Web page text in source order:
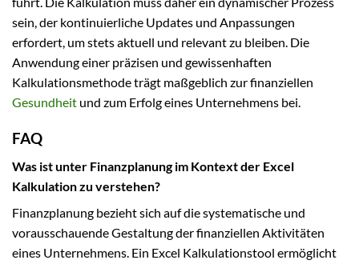
sein, der kontinuierliche Updates und Anpassungen
erfordert, um stets aktuell und relevant zu bleiben. Die
Anwendung einer präzisen und gewissenhaften
Kalkulationsmethode trägt maßgeblich zur finanziellen
Gesundheit und zum Erfolg eines Unternehmens bei.
FAQ
Was ist unter Finanzplanung im Kontext der Excel
Kalkulation zu verstehen?
Finanzplanung bezieht sich auf die systematische und
vorausschauende Gestaltung der finanziellen Aktivitäten
eines Unternehmens. Ein Excel Kalkulationstool ermöglicht